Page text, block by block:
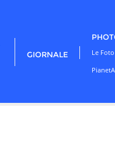
GIORNALE
Le